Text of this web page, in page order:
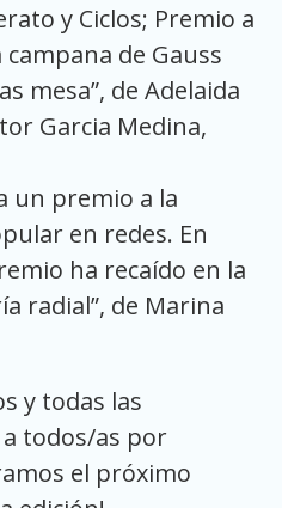
y Ciclos; Premio a
de Gauss
mesa”, de Adelaida
Garcia Medina,
un premio a la
en redes. En
ha recaído en la
radial”, de Marina
y todas las
todos/as por
el próximo